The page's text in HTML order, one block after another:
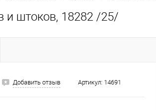
и штоков, 18282 /25/
Добавить отзыв Артикул: 14691